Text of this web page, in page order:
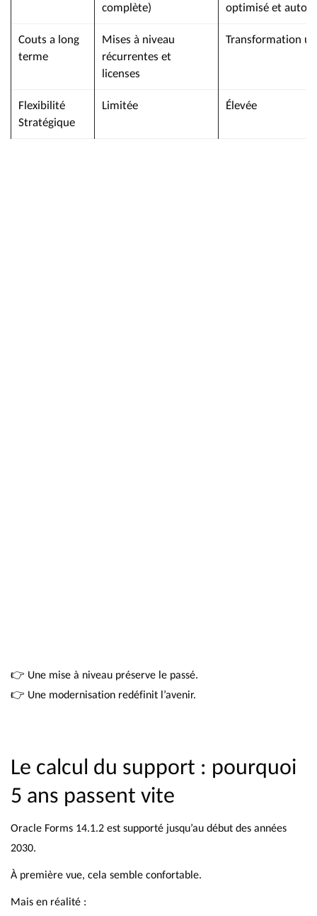
complète) optimisé et
Couts a long
terme
Mises à niveau
récurrentes et
licenses
Transformation
Flexibilité
Stratégique
Limitée Élevée
👉 Une mise à niveau préserve le passé.
👉 Une modernisation redéfinit l’avenir.
Le calcul du support : pourquoi
5 ans passent vite
Oracle Forms 14.1.2 est supporté jusqu’au début des années
2030.
À première vue, cela semble confortable.
Mais en réalité :